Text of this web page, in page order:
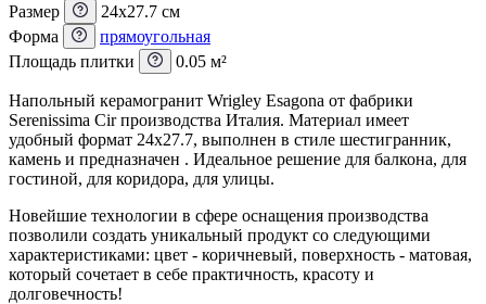
Размер
24x27.7 см
Форма
прямоугольная
Площадь плитки
0.05 м²
Напольный керамогранит Wrigley Esagona от фабрики
Serenissima Cir производства Италия. Материал имеет
удобный формат 24x27.7, выполнен в стиле шестигранник,
камень и предназначен . Идеальное решение для балкона, для
гостиной, для коридора, для улицы.
Новейшие технологии в сфере оснащения производства
позволили создать уникальный продукт со следующими
характеристиками: цвет - коричневый, поверхность - матовая,
который сочетает в себе практичность, красоту и
долговечность!